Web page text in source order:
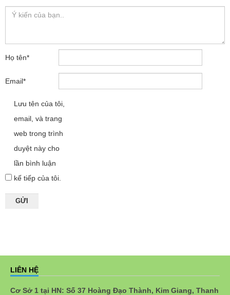
Họ tên*
Email*
Lưu tên của tôi,
email, và trang
web trong trình
duyệt này cho
lần bình luận
kế tiếp của tôi.
LIÊN HỆ
Cơ Sở 1 tại HN: Số 37 Hoàng Đạo Thành, Kim Giang, Thanh